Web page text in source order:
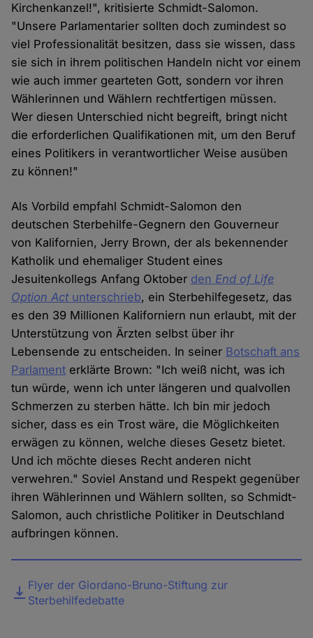
Kirchenkanzel!", kritisierte Schmidt-Salomon.
"Unsere Parlamentarier sollten doch zumindest so
viel Professionalität besitzen, dass sie wissen, dass
sie sich in ihrem politischen Handeln nicht vor einem
wie auch immer gearteten Gott, sondern vor ihren
Wählerinnen und Wählern rechtfertigen müssen.
Wer diesen Unterschied nicht begreift, bringt nicht
die erforderlichen Qualifikationen mit, um den Beruf
eines Politikers in verantwortlicher Weise ausüben
zu können!"
Als Vorbild empfahl Schmidt-Salomon den
deutschen Sterbehilfe-Gegnern den Gouverneur
von Kalifornien, Jerry Brown, der als bekennender
Katholik und ehemaliger Student eines
Jesuitenkollegs Anfang Oktober den End of Life
Option Actunterschrieb, ein Sterbehilfegesetz, das
es den 39 Millionen Kaliforniern nun erlaubt, mit der
Unterstützung von Ärzten selbst über ihr
Lebensende zu entscheiden. In seiner Botschaft ans
Parlament erklärte Brown: "Ich weiß nicht, was ich
tun würde, wenn ich unter längeren und qualvollen
Schmerzen zu sterben hätte. Ich bin mir jedoch
sicher, dass es ein Trost wäre, die Möglichkeiten
erwägen zu können, welche dieses Gesetz bietet.
Und ich möchte dieses Recht anderen nicht
verwehren." Soviel Anstand und Respekt gegenüber
ihren Wählerinnen und Wählern sollten, so Schmidt-
Salomon, auch christliche Politiker in Deutschland
aufbringen können.
DateiFlyer der Giordano-Bruno-Stiftung zur
Sterbehilfedebatte